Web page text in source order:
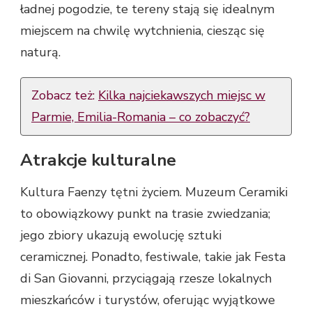
ładnej pogodzie, te tereny stają się idealnym
miejscem na chwilę wytchnienia, ciesząc się
naturą.
Zobacz też: Kilka najciekawszych miejsc w
Parmie, Emilia-Romania – co zobaczyć?
Atrakcje kulturalne
Kultura Faenzy tętni życiem. Muzeum Ceramiki
to obowiązkowy punkt na trasie zwiedzania;
jego zbiory ukazują ewolucję sztuki
ceramicznej. Ponadto, festiwale, takie jak Festa
di San Giovanni, przyciągają rzesze lokalnych
mieszkańców i turystów, oferując wyjątkowe